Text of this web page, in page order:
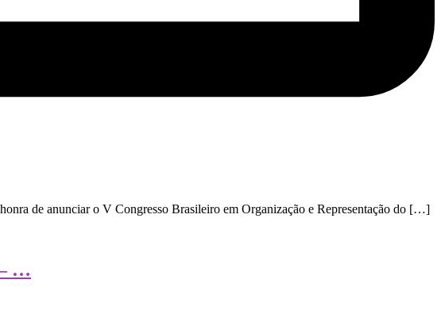
de anunciar o V Congresso Brasileiro em Organização e Representação do […]
…